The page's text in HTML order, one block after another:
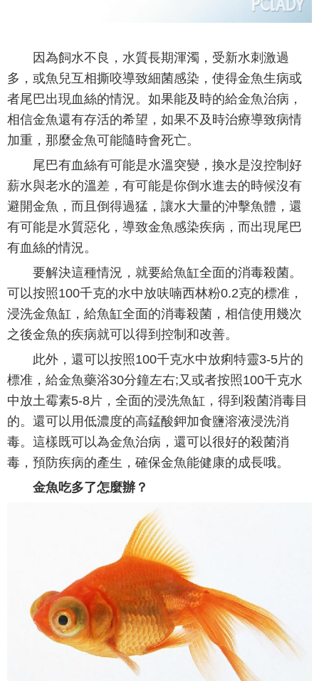
因為飼水不良，水質長期渾濁，受新水刺激過
多，或魚兒互相撕咬導致細菌感染，使得金魚生病或
者尾巴出現血絲的情況。如果能及時的給金魚治病，
相信金魚還有存活的希望，如果不及時治療導致病情
加重，那麼金魚可能隨時會死亡。
尾巴有血絲有可能是水溫突變，換水是沒控制好
薪水與老水的溫差，有可能是你倒水進去的時候沒有
避開金魚，而且倒得過猛，讓水大量的沖擊魚體，還
有可能是水質惡化，導致金魚感染疾病，而出現尾巴
有血絲的情況。
要解決這種情況，就要給魚缸全面的消毒殺菌。
可以按照100千克的水中放呋喃西林粉0.2克的標准，
浸洗金魚缸，給魚缸全面的消毒殺菌，相信使用幾次
之後金魚的疾病就可以得到控制和改善。
此外，還可以按照100千克水中放痢特靈3-5片的
標准，給金魚藥浴30分鐘左右;又或者按照100千克水
中放土霉素5-8片，全面的浸洗魚缸，得到殺菌消毒目
的。還可以用低濃度的高錳酸鉀加食鹽溶液浸洗消
毒。這樣既可以為金魚治病，還可以很好的殺菌消
毒，預防疾病的產生，確保金魚能健康的成長哦。
金魚吃多了怎麼辦？